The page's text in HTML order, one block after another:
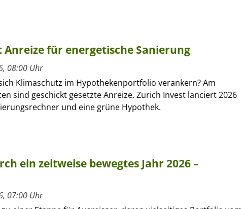
für energetische Sanierung
08:00 Uhr
Klimaschutz im Hypothekenportfolio verankern? Am
sind geschickt gesetzte Anreize. Zurich Invest lanciert 2026
und eine grüne Hypothek.
ein zeitweise bewegtes Jahr 2026 –
07:00 Uhr